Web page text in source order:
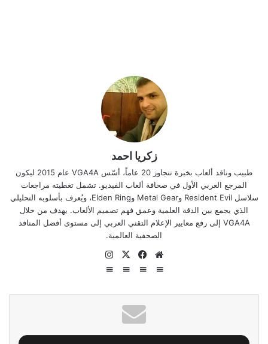
زكريا احمد
طبيب وناقد ألعاب بخبرة تتجاوز 20 عاماً، أسّس VGA4A عام 2015 ليكون
المرجع العربي الأول في صحافة ألعاب الفيديو. تشمل تغطيته مراجعات
سلاسل Resident Evil وMetal Gear وElden Ring، ويُعرف بأسلوبه التحليلي
الذي يجمع بين الدقة العلمية وعمق فهم تصميم الألعاب. يهدف من خلال
VGA4A إلى رفع معايير الإعلام التقني العربي إلى مستوى أفضل المنافذ
الصحفية العالمية.
موق
الوي
في
وك
‫X
انس
ام